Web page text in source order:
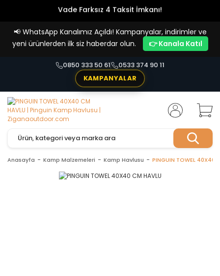
Vade Farksız 4 Taksit İmkanı!
📢 WhatsApp Kanalımız Açıldı! Kampanyalar, indirimler ve
yeni ürünlerden ilk siz haberdar olun.
👉 Kanala Katıl
0850 333 50 61
0533 374 90 11
KAMPANYALAR
Anasayfa Kamp Malzemeleri Kamp Havlusu PINGUIN TOWEL 40X40